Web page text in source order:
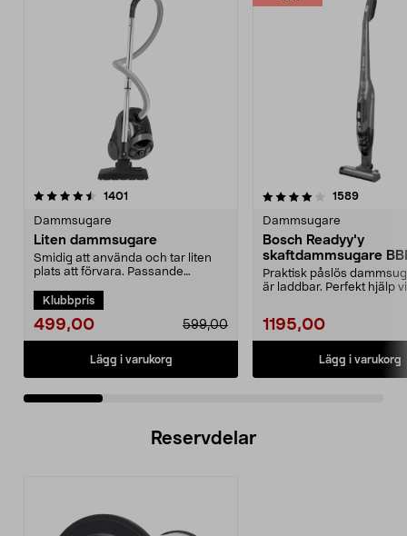
1401
Dammsugare
Liten dammsugare
Smidig att använda och tar liten
plats att förvara. Passande
Klubbpris
499,00 599,00
Lägg i varukorg
4.0 av 5 stjärnor 1589
Dammsugare
Bosch Readyy'y
skaftdammsugare
14,4 V
Praktisk påslös
är laddbar. Perfekt hjälp
1195,00
Lägg i varukorg
4.5 av 5 stjärnor
Reservdelar